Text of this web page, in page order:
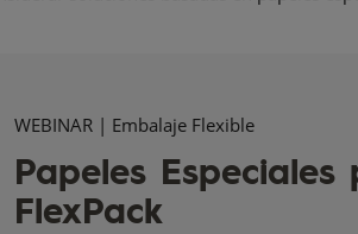
WEBINAR | Embalaje Flexible
Papeles Especiales
FlexPack